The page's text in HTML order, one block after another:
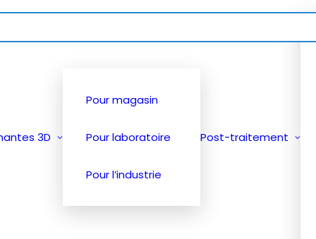
3D
Pour magasin
Pour laboratoire
Pour l’industrie
Post-traitement